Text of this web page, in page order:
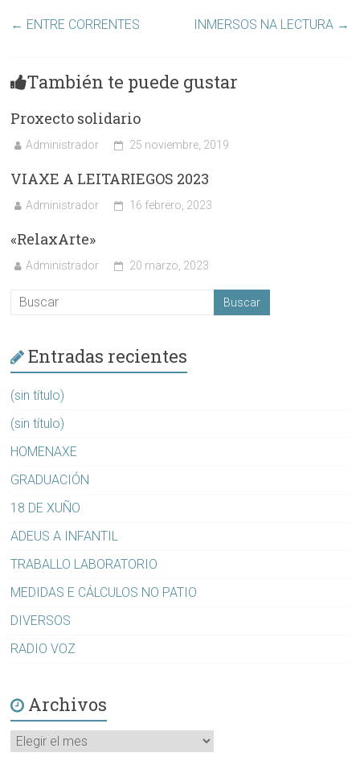
← ENTRE CORRENTES INMERSOS NA LECTURA →
También te puede gustar
Proxecto solidario
Administrador 25 noviembre, 2019
VIAXE A LEITARIEGOS 2023
Administrador 16 febrero, 2023
«RelaxArte»
Administrador 20 marzo, 2023
Entradas recientes
(sin título)
(sin título)
HOMENAXE
GRADUACIÓN
18 DE XUÑO
ADEUS A INFANTIL
TRABALLO LABORATORIO
MEDIDAS E CÁLCULOS NO PATIO
DIVERSOS
RADIO VOZ
Archivos
Archivos